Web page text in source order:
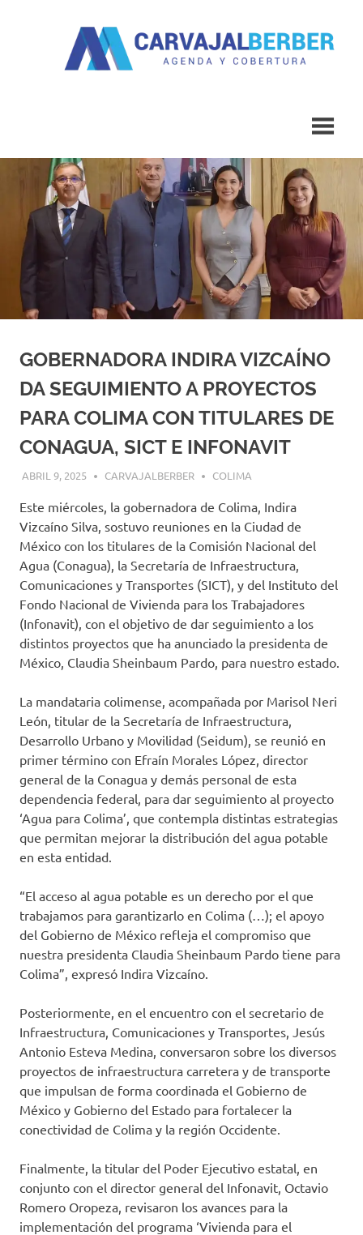
GOBERNADORA INDIRA VIZCAÍNO
DA SEGUIMIENTO A PROYECTOS
PARA COLIMA CON TITULARES DE
CONAGUA, SICT E INFONAVIT
ABRIL 9, 2025 CARVAJALBERBER COLIMA
Este miércoles, la gobernadora de Colima, Indira
Vizcaíno Silva, sostuvo reuniones en la Ciudad de
México con los titulares de la Comisión Nacional del
Agua (Conagua), la Secretaría de Infraestructura,
Comunicaciones y Transportes (SICT), y del Instituto del
Fondo Nacional de Vivienda para los Trabajadores
(Infonavit), con el objetivo de dar seguimiento a los
distintos proyectos que ha anunciado la presidenta de
México, Claudia Sheinbaum Pardo, para nuestro estado.
La mandataria colimense, acompañada por Marisol Neri
León, titular de la Secretaría de Infraestructura,
Desarrollo Urbano y Movilidad (Seidum), se reunió en
primer término con Efraín Morales López, director
general de la Conagua y demás personal de esta
dependencia federal, para dar seguimiento al proyecto
‘Agua para Colima’, que contempla distintas estrategias
que permitan mejorar la distribución del agua potable
en esta entidad.
“El acceso al agua potable es un derecho por el que
trabajamos para garantizarlo en Colima (…); el apoyo
del Gobierno de México refleja el compromiso que
nuestra presidenta Claudia Sheinbaum Pardo tiene para
Colima”, expresó Indira Vizcaíno.
Posteriormente, en el encuentro con el secretario de
Infraestructura, Comunicaciones y Transportes, Jesús
Antonio Esteva Medina, conversaron sobre los diversos
proyectos de infraestructura carretera y de transporte
que impulsan de forma coordinada el Gobierno de
México y Gobierno del Estado para fortalecer la
conectividad de Colima y la región Occidente.
Finalmente, la titular del Poder Ejecutivo estatal, en
conjunto con el director general del Infonavit, Octavio
Romero Oropeza, revisaron los avances para la
implementación del programa ‘Vivienda para el